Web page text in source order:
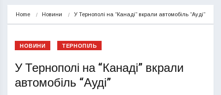
Home Новини У Тернополі на “Канаді” вкрали автомобіль “Ауді”
НОВИНИ ТЕРНОПІЛЬ
У Тернополі на “Канаді” вкрали
автомобіль “Ауді”